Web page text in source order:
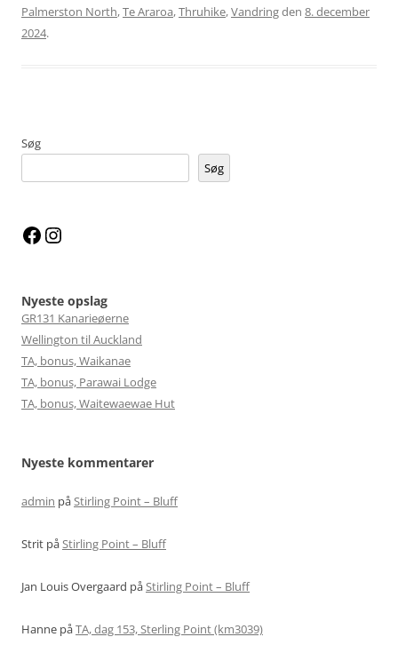
Palmerston North,Te Araroa,Thruhike,Vandringden 8. december
2024.
Søg
Søg
Facebook
Nyeste opslag
GR131 Kanarieøerne
Wellington til Auckland
TA, bonus, Waikanae
TA, bonus, Parawai Lodge
TA, bonus, Waitewaewae Hut
Nyeste kommentarer
admin påStirling Point – Bluff
Strit påStirling Point – Bluff
Jan Louis Overgaard påStirling Point – Bluff
Hanne påTA, dag 153, Sterling Point (km3039)